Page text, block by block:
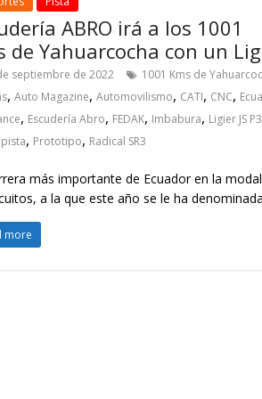
ABRO irá a los 1001
de Yahuarcocha con un
septiembre de 2022 1001 Kms de
, Auto Magazine, Automovilismo, CATI, CNC,
, Escudería Abro, FEDAK, Imbabura, Ligier JS P3
pista, Prototipo, Radical SR3
más importante de Ecuador en la
a la que este año se le ha denominada
more